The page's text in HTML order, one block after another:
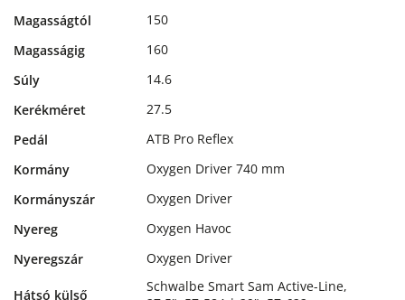
Magasságtól
150
Magasságig
160
Súly
14.6
Kerékméret
27.5
Pedál
ATB Pro Reflex
Kormány
Oxygen Driver 740 mm
Kormányszár
Oxygen Driver
Nyereg
Oxygen Havoc
Nyeregszár
Oxygen Driver
Hátsó külső
Schwalbe Smart Sam Active-Line,